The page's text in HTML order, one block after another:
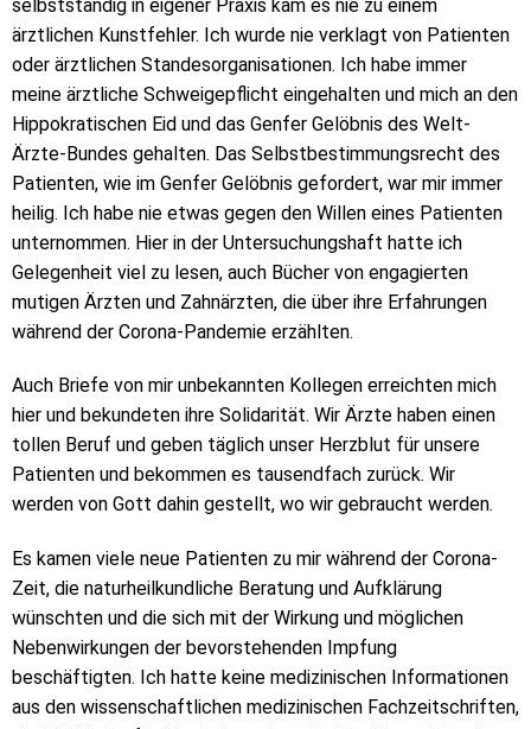
selbstständig in eigener Praxis kam es nie zu einem
ärztlichen Kunstfehler. Ich wurde nie verklagt von Patienten
oder ärztlichen Standesorganisationen. Ich habe immer
meine ärztliche Schweigepflicht eingehalten und mich an den
Hippokratischen Eid und das Genfer Gelöbnis des Welt-
Ärzte-Bundes gehalten. Das Selbstbestimmungsrecht des
Patienten, wie im Genfer Gelöbnis gefordert, war mir immer
heilig. Ich habe nie etwas gegen den Willen eines Patienten
unternommen. Hier in der Untersuchungshaft hatte ich
Gelegenheit viel zu lesen, auch Bücher von engagierten
mutigen Ärzten und Zahnärzten, die über ihre Erfahrungen
während der Corona-Pandemie erzählten.
Auch Briefe von mir unbekannten Kollegen erreichten mich
hier und bekundeten ihre Solidarität. Wir Ärzte haben einen
tollen Beruf und geben täglich unser Herzblut für unsere
Patienten und bekommen es tausendfach zurück. Wir
werden von Gott dahin gestellt, wo wir gebraucht werden.
Es kamen viele neue Patienten zu mir während der Corona-
Zeit, die naturheilkundliche Beratung und Aufklärung
wünschten und die sich mit der Wirkung und möglichen
Nebenwirkungen der bevorstehenden Impfung
beschäftigten. Ich hatte keine medizinischen Informationen
aus den wissenschaftlichen medizinischen Fachzeitschriften,